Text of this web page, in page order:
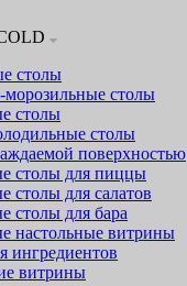
столы
столы
столы
столы
поверхностью
столы для пиццы
столы для салатов
столы для бара
настольные витрины
ингредиентов
витрины